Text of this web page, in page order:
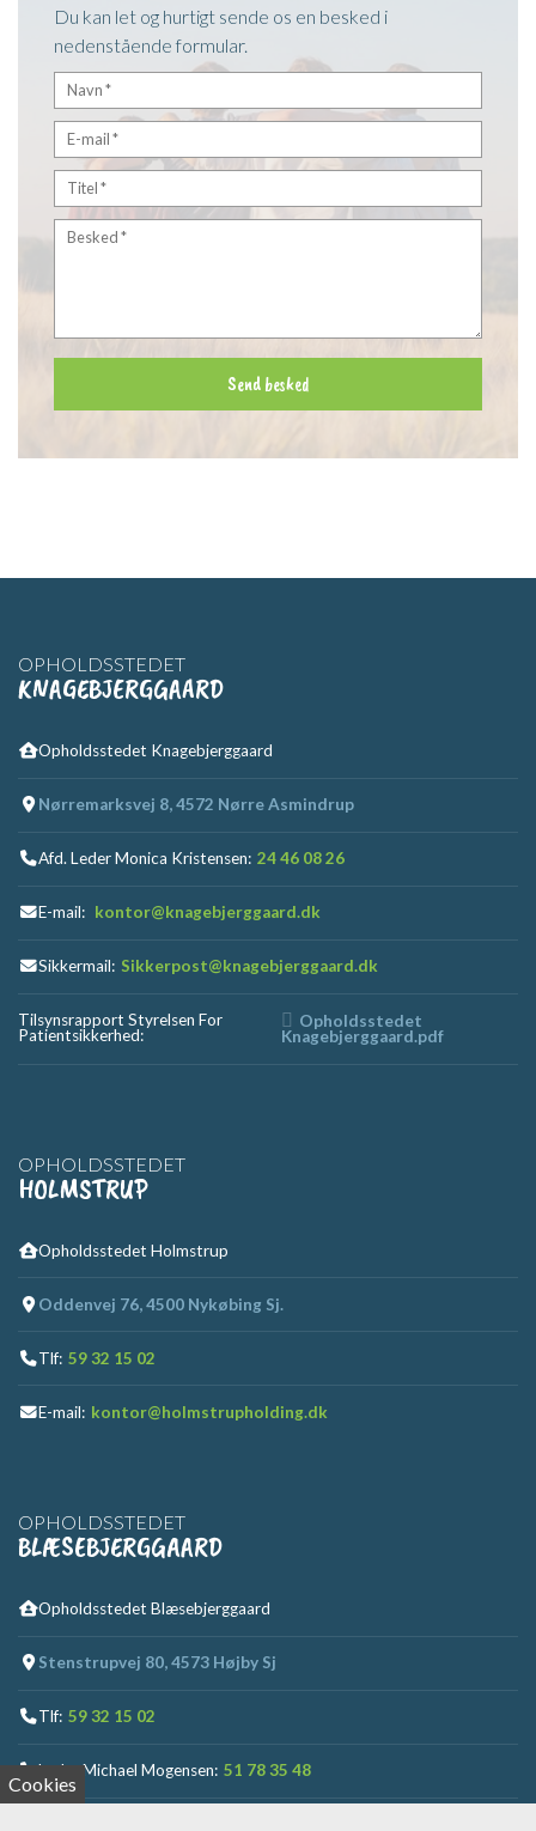
Du kan let og hurtigt sende os en besked i
nedenstående formular.
OPHOLDSSTEDET
KNAGEBJERGGAARD
Opholdsstedet Knagebjerggaard
Nørremarksvej 8, 4572 Nørre Asmindrup
Afd. Leder Monica Kristensen: 24 46 08 26
E-mail: kontor@knagebjerggaard.dk
Sikkermail: Sikkerpost@knagebjerggaard.dk
Tilsynsrapport Styrelsen For
Patientsikkerhed:
Opholdsstedet
Knagebjerggaard.pdf
OPHOLDSSTEDET
HOLMSTRUP
Opholdsstedet Holmstrup
Oddenvej 76, 4500 Nykøbing Sj.
Tlf: 59 32 15 02
E-mail: kontor@holmstrupholding.dk
OPHOLDSSTEDET
BLÆSEBJERGGAARD
Opholdsstedet Blæsebjerggaard
Stenstrupvej 80, 4573 Højby Sj
Tlf: 59 32 15 02
Leder Michael Mogensen: 51 78 35 48
Cookies